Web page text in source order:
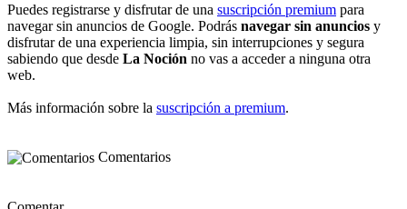
Puedes registrarse y disfrutar de una suscripción premium para
navegar sin anuncios de Google. Podrás navegar sin anuncios y
disfrutar de una experiencia limpia, sin interrupciones y segura
sabiendo que desde La Noción no vas a acceder a ninguna otra
web.
Más información sobre la suscripción a premium.
Comentarios